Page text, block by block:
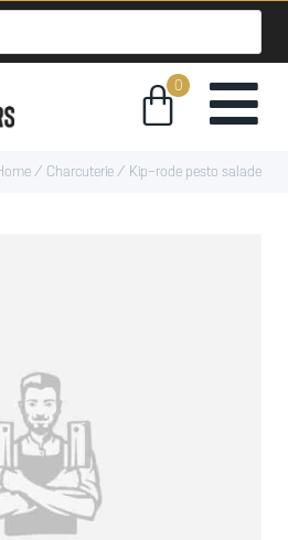
/ Charcuterie/ Kip-rode pesto salade